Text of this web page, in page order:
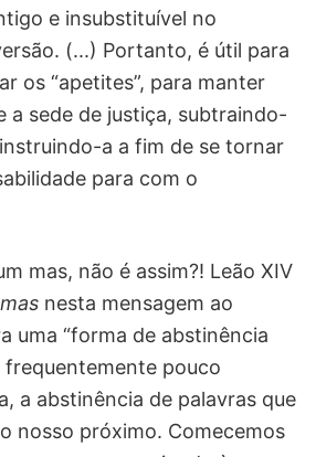
e insubstituível no
(...) Portanto, é útil para
os “apetites”, para manter
a sede de justiça, subtraindo-
a a fim de se tornar
para com o
mas, não é assim?! Leão XIV
mas nesta mensagem ao
uma “forma de abstinência
pouco
a abstinência de palavras que
nosso próximo. Comecemos